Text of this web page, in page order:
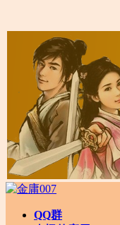
QQ群